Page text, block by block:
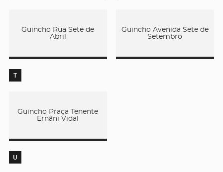
Guincho Rua Sete de
Abril
Guincho Avenida Sete de
Setembro
T
Guincho Praça Tenente
Ernâni Vidal
U